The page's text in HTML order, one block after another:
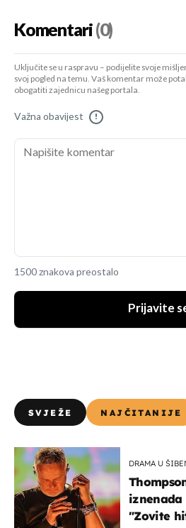
Komentari(0)
Uključite se u raspravu – podijelite svoje
svoj pogled na temu. Vaš komentar može
obogatiti zajednicu našeg portala.
Važna obavijest !
1500 znakova preostalo
Prijavite
SVJEŽE NAJČITANIJE
DRAMA U
iznenada
"Zovite